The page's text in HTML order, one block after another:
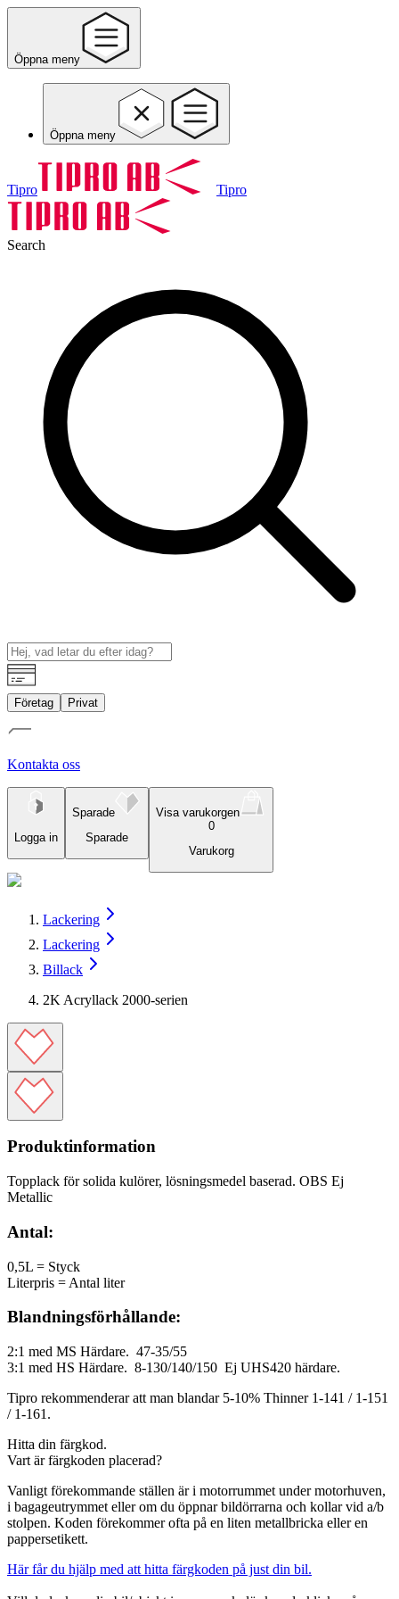
Öppna meny
Öppna meny
Tipro Tipro
Search
Företag Privat
Kontakta oss
Logga in
Sparade
Sparade
Visa varukorgen
0
Varukorg
Lackering
Lackering
Billack
2K Acryllack 2000-serien
Produktinformation
Topplack för solida kulörer, lösningsmedel baserad. OBS Ej
Metallic
Antal:
0,5L = Styck
Literpris = Antal liter
Blandningsförhållande:
2:1 med MS Härdare. 47-35/55
3:1 med HS Härdare. 8-130/140/150 Ej UHS420 härdare.
Tipro rekommenderar att man blandar 5-10% Thinner 1-141 / 1-151
/ 1-161.
Hitta din färgkod.
Vart är färgkoden placerad?
Vanligt förekommande ställen är i motorrummet under motorhuven,
i bagageutrymmet eller om du öppnar bildörrarna och kollar vid a/b
stolpen. Koden förekommer ofta på en liten metallbricka eller en
pappersetikett.
Här får du hjälp med att hitta färgkoden på just din bil.